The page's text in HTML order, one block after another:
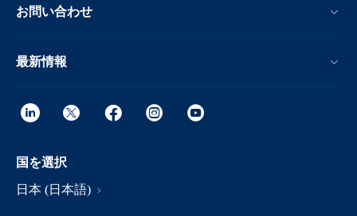
お問い合わせ
最新情報
国を選択
日本 (日本語)